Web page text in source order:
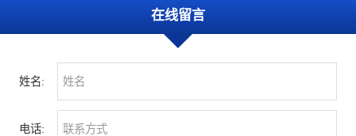
在线留言
姓名:
电话: